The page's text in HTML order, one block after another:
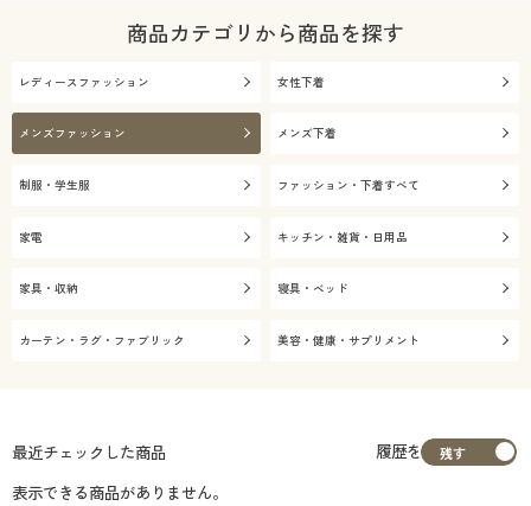
商品カテゴリから商品を探す
レディースファッション 女性下着
メンズファッション メンズ下着
制服・学生服 ファッション・下着すべて
家電 キッチン・雑貨・日用品
家具・収納 寝具・ベッド
カーテン・ラグ・ファブリック 美容・健康・サプリメント
最近チェックした商品
履歴を
表示できる商品がありません。